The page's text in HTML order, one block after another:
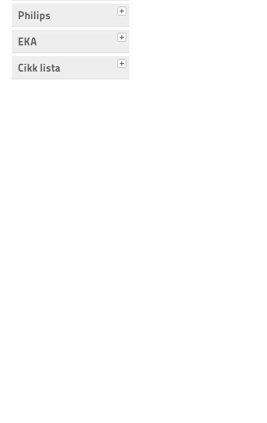
Philips
EKA
Cikk lista